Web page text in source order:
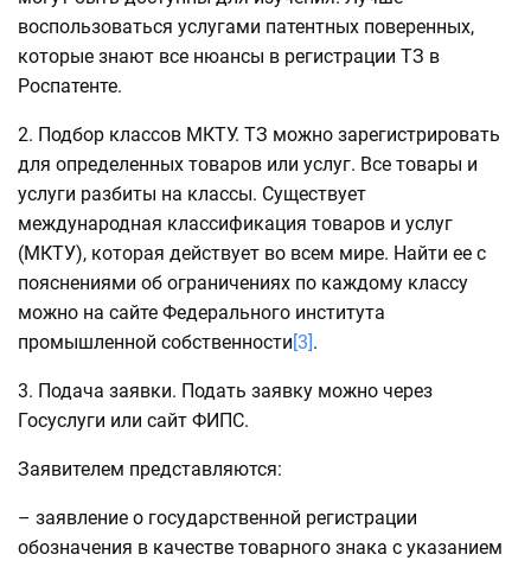
воспользоваться услугами патентных поверенных,
которые знают все нюансы в регистрации ТЗ в
Роспатенте.
2. Подбор классов МКТУ. ТЗ можно зарегистрировать
для определенных товаров или услуг. Все товары и
услуги разбиты на классы. Существует
международная классификация товаров и услуг
(МКТУ), которая действует во всем мире. Найти ее с
пояснениями об ограничениях по каждому классу
можно на сайте Федерального института
промышленной собственности [3] .
3. Подача заявки. Подать заявку можно через
Госуслуги или сайт ФИПС.
Заявителем представляются:
– заявление о государственной регистрации
обозначения в качестве товарного знака с указанием